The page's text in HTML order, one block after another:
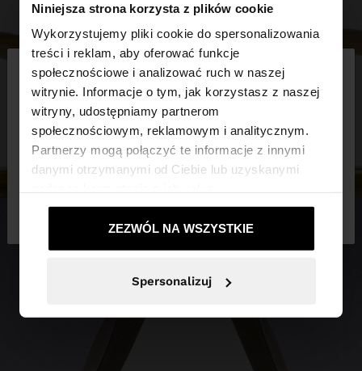
Niniejsza strona korzysta z plików cookie
Wykorzystujemy pliki cookie do spersonalizowania
treści i reklam, aby oferować funkcje
społecznościowe i analizować ruch w naszej
witrynie. Informacje o tym, jak korzystasz z naszej
witryny, udostępniamy partnerom
społecznościowym, reklamowym i analitycznym.
Partnerzy mogą połączyć te informacje z innymi
danymi otrzymanymi od Ciebie lub uzyskanymi
ZEZWÓL NA WSZYSTKIE
Spersonalizuj
witaj
Odwiedzasz stronę z Polska. Czy chcesz
przeglądać naszą stronę United States?